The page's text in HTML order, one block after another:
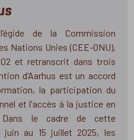
de la Commission
Nations Unies (CEE-ONU),
et retranscrit dans trois
d’Aarhus est un accord
la participation du
et l'accès à la justice en
Dans le cadre de cette
juin au 15 juillet 2025, les